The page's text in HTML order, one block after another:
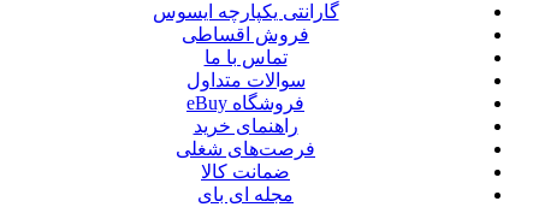
گارانتی یکپارچه ایسوس
فروش اقساطی
تماس با ما
سوالات متداول
فروشگاه eBuy
راهنمای خرید
فرصت‌های شغلی
ضمانت کالا
مجله ای بای